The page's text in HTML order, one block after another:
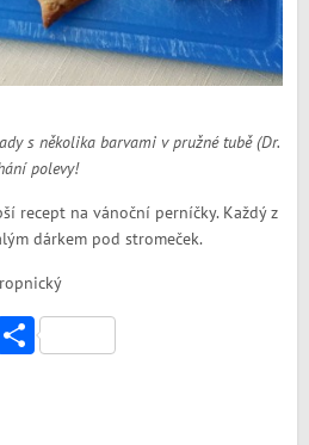
s několika barvami v pružné tubě (Dr.
polevy!
recept na vánoční perníčky. Každý z
dárkem pod stromeček.
Share